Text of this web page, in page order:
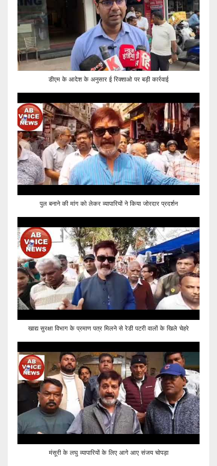
डीएम के आदेश के अनुसार ई रिक्शाओ पर बड़ी कार्रवाई
पुल बनाने की मांग को लेकर व्यापारियों ने किया जोरदार प्रदर्शन
खाद्य सुरक्षा विभाग के प्रमाण पत्र मिलने से रेडी पटरी वालों के खिले चेहरे
मंसूरी के लघु व्यापारियों के लिए आगे आए संजय चोपड़ा